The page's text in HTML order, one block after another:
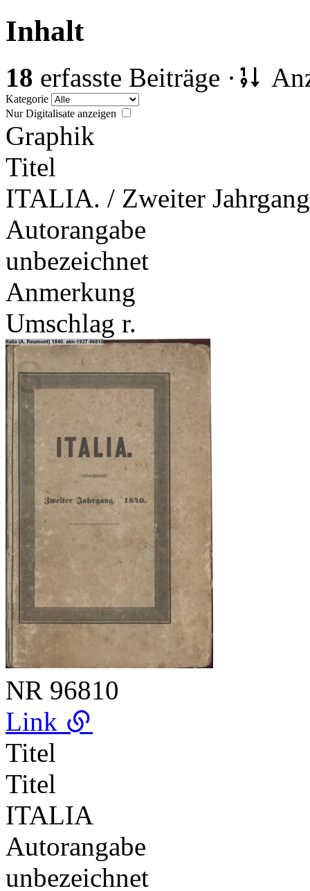
Inhalt
18 erfasste Beiträge ·
Kategorie
Nur Digitalisate anzeigen
Graphik
Titel
ITALIA. / Zweiter
Autorangabe
unbezeichnet
Anmerkung
Umschlag r.
NR 96810
Link
Titel
Titel
ITALIA
Autorangabe
unbezeichnet